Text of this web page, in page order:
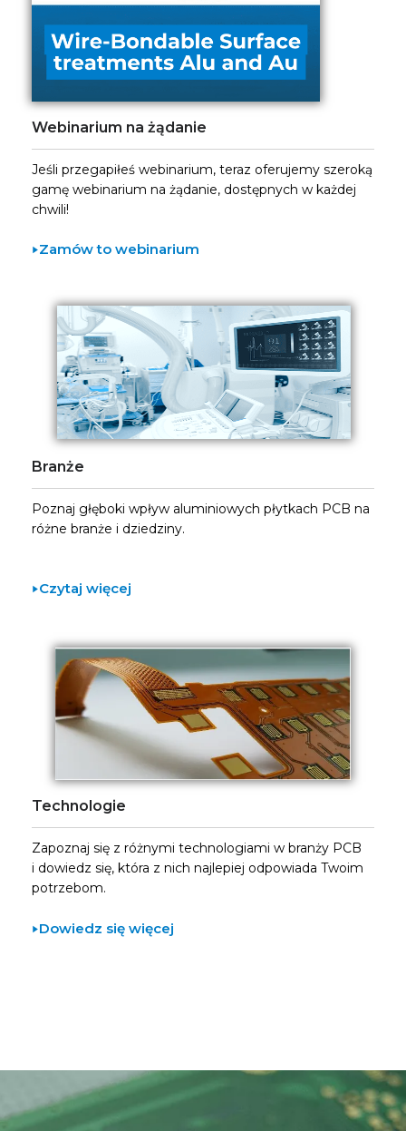
Webinarium na żądanie
Jeśli przegapiłeś webinarium, teraz oferujemy szeroką
gamę webinarium na żądanie, dostępnych w każdej
chwili!
Zamów to webinarium
Branże
Poznaj głęboki wpływ aluminiowych płytkach PCB na
różne branże i dziedziny.
Czytaj więcej
Technologie
Zapoznaj się z różnymi technologiami w branży PCB
i dowiedz się, która z nich najlepiej odpowiada Twoim
potrzebom.
Dowiedz się więcej